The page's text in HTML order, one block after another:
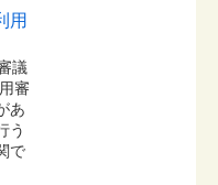
用
議
審
あ
う
で